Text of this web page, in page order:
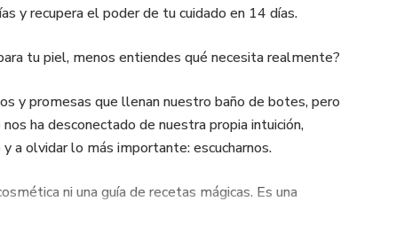
y recupera el poder de tu cuidado en 14 días.
tu piel, menos entiendes qué necesita realmente?
y promesas que llenan nuestro baño de botes, pero
ha desconectado de nuestra propia intuición,
a olvidar lo más importante: escucharnos.
ni una guía de recetas mágicas. Es una